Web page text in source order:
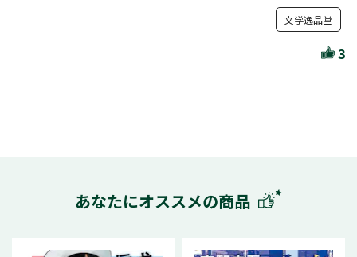
文学逸品堂
3
あなたにオススメの商品